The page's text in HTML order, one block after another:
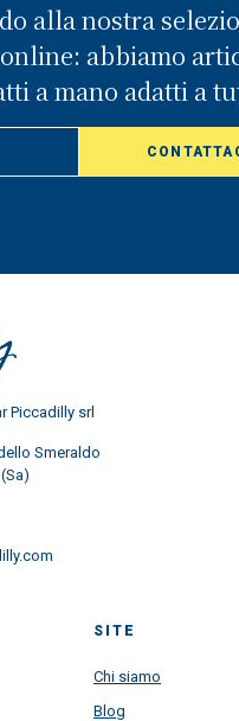
alla nostra
abbiamo
a mano adatti a
Piccadilly srl
Smeraldo
SITE
Chi siamo
Blog